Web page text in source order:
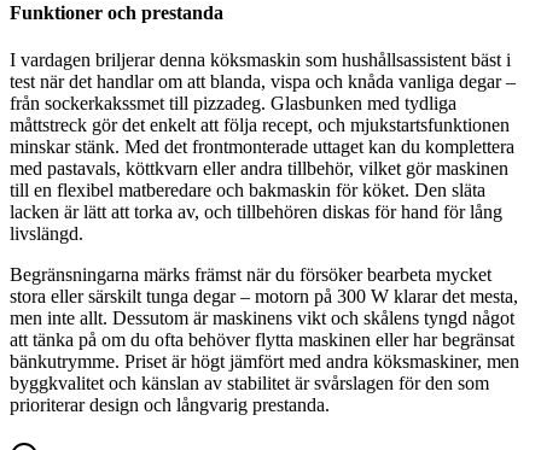
Funktioner och prestanda
I vardagen briljerar denna köksmaskin som hushållsassistent bäst i
test när det handlar om att blanda, vispa och knåda vanliga degar –
från sockerkakssmet till pizzadeg. Glasbunken med tydliga
måttstreck gör det enkelt att följa recept, och mjukstartsfunktionen
minskar stänk. Med det frontmonterade uttaget kan du komplettera
med pastavals, köttkvarn eller andra tillbehör, vilket gör maskinen
till en flexibel matberedare och bakmaskin för köket. Den släta
lacken är lätt att torka av, och tillbehören diskas för hand för lång
livslängd.
Begränsningarna märks främst när du försöker bearbeta mycket
stora eller särskilt tunga degar – motorn på 300 W klarar det mesta,
men inte allt. Dessutom är maskinens vikt och skålens tyngd något
att tänka på om du ofta behöver flytta maskinen eller har begränsat
bänkutrymme. Priset är högt jämfört med andra köksmaskiner, men
byggkvalitet och känslan av stabilitet är svårslagen för den som
prioriterar design och långvarig prestanda.